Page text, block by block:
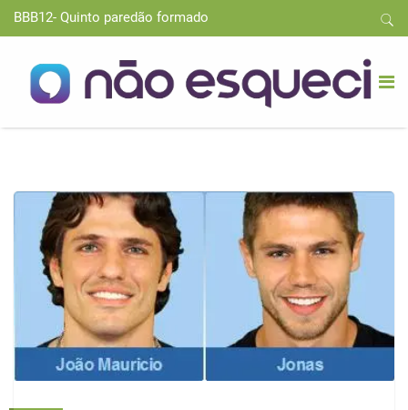
BBB12- Quinto paredão formado